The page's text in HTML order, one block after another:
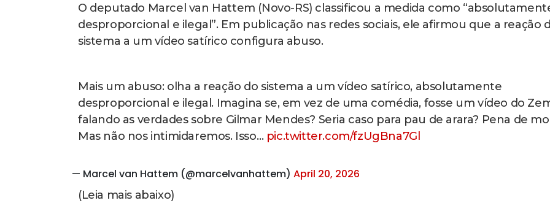
O deputado Marcel van Hattem (Novo-RS) classificou a medida como
desproporcional e ilegal”. Em publicação nas redes sociais, ele afirmou que a reação
sistema a um vídeo satírico configura abuso.
Mais um abuso: olha a reação do sistema a um vídeo satírico, absolutamente
desproporcional e ilegal. Imagina se, em vez de uma comédia, fosse um vídeo do
falando as verdades sobre Gilmar Mendes? Seria caso para pau de arara? Pena de
Mas não nos intimidaremos. Isso… pic.twitter.com/fzUgBna7Gl
— Marcel van Hattem (@marcelvanhattem) April 20, 2026
(Leia mais abaixo)